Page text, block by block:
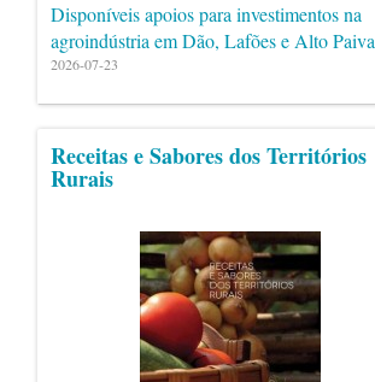
Disponíveis apoios para investimentos na
agroindústria em Dão, Lafões e Alto Paiva
2026-07-23
Receitas e Sabores dos Territórios
Rurais